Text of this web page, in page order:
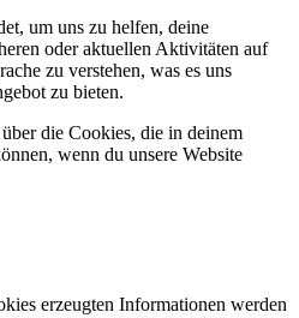
um uns zu helfen, deine
oder aktuellen Aktivitäten auf
zu verstehen, was es uns
zu bieten.
die Cookies, die in deinem
wenn du unsere Website
erzeugten Informationen werden